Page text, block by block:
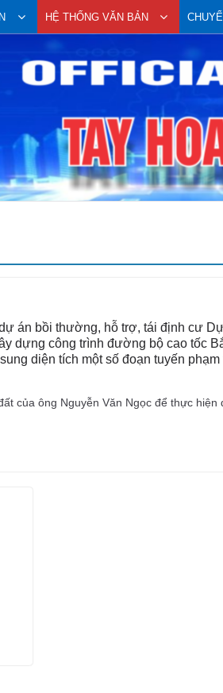
HỆ THỐNG VĂN BẢN
án bồi thường, hỗ trợ, tái định cư
dựng công trình đường bộ cao tốc
diện tích một số đoạn tuyến phạm
của ông Nguyễn Văn Ngọc để thực hiện